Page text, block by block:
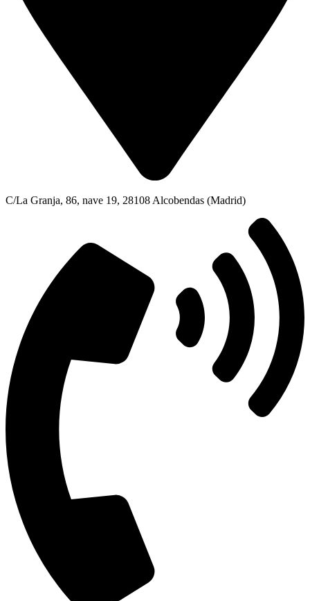
C/La Granja, 86, nave 19, 28108 Alcobendas (Madrid)